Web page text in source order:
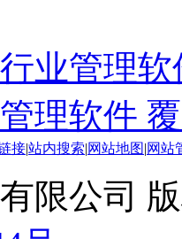
业管理
理软件
接|站内搜索|网站地图|网站
限公司